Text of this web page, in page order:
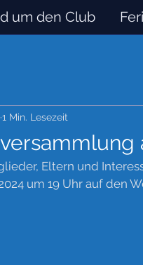
um den Club
1 Min. Lesezeit
Eltern und
um 19 Uhr auf den